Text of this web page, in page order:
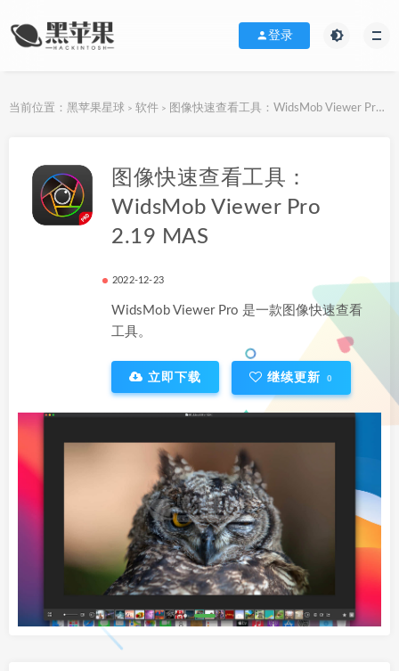
登录
当前位置： 黑苹果星球 > 软件 > 图像快速查看工具：WidsMob Viewer Pro 2.19 MAS
图像快速查看工具：
WidsMob Viewer Pro
2.19 MAS
2022-12-23
WidsMob Viewer Pro 是一款图像快速查看
工具。
立即下载 继续更新 0